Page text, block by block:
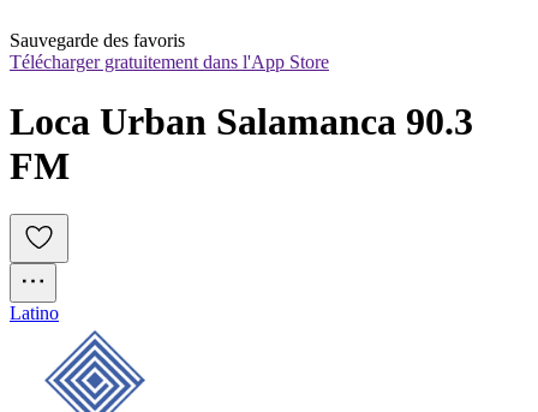
Sauvegarde des favoris
Télécharger gratuitement dans l'App Store
Loca Urban Salamanca 90.3
FM
Latino